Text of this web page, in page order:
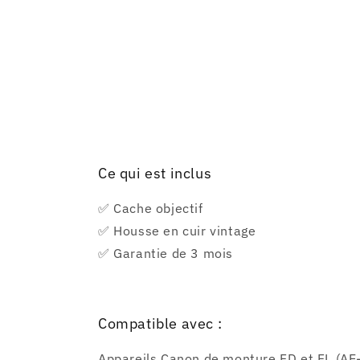
Ce qui est inclus
✅ Cache objectif
✅ Housse en cuir vintage
✅ Garantie de 3 mois
Compatible avec :